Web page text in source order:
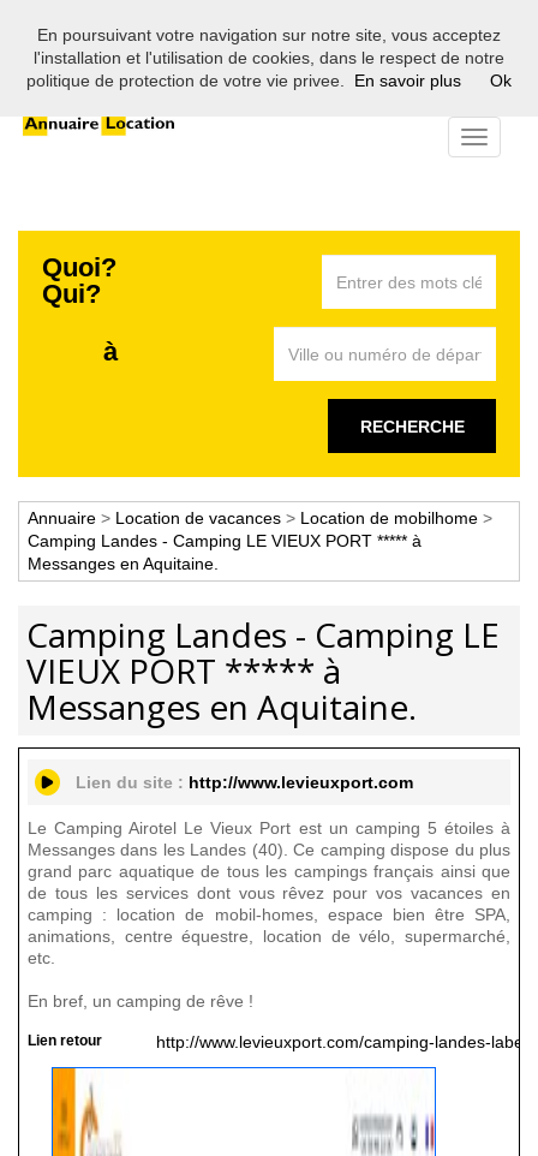
Bienvenue sur l'annuaire des professionnels de la location en
France
Toggle
Quoi?
Qui?
à
RECHERCHE
Annuaire > Location de vacances > Location de mobilhome >
Camping Landes - Camping LE VIEUX PORT ***** à
Messanges en Aquitaine.
Camping Landes - Camping LE
VIEUX PORT ***** à
Messanges en Aquitaine.
Lien du site : http://www.levieuxport.com
Le Camping Airotel Le Vieux Port est un camping 5 étoiles à
Messanges dans les Landes (40). Ce camping dispose du plus
grand parc aquatique de tous les campings français ainsi que
de tous les services dont vous rêvez pour vos vacances en
camping : location de mobil-homes, espace bien être SPA,
animations, centre équestre, location de vélo, supermarché,
etc.
En bref, un camping de rêve !
Lien retour http://www.levieuxport.com/camping-landes-
En poursuivant votre navigation sur notre site, vous acceptez
l'installation et l'utilisation de cookies, dans le respect de notre
politique de protection de votre vie privee.
En savoir plus Ok